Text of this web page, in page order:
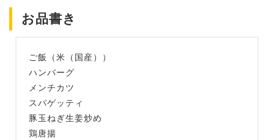
お品書き
ご飯（米（国産））
ハンバーグ
メンチカツ
スパゲッティ
豚玉ねぎ生姜炒め
鶏唐揚